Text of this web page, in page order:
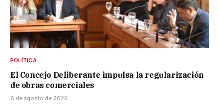
POLÍTICA
El Concejo Deliberante impulsa la regularización
de obras comerciales
6 de agosto de 2026